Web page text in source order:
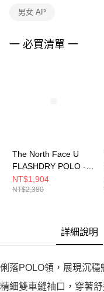
３．未成年的使用者請事先
４．使用「AFTEE先享後付
男女 AP
一 必買清單 一
The North Face U
FLASHDRY POLO -
AP 男女 短袖POLO
NF0A8GVSA0M
NT$1,904
NT$2,380
詳細說明
俐落POLO領，展現沉穩
精細雙車縫袖口，穿著